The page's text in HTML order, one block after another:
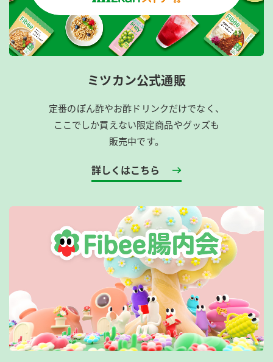
ミツカン公式通販
定番のぽん酢やお酢ドリンクだけでなく、
ここでしか買えない限定商品やグッズも
販売中です。
詳しくはこちら